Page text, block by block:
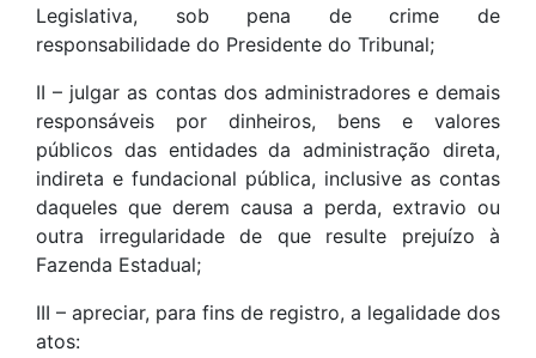
Legislativa, sob pena de crime de
responsabilidade do Presidente do Tribunal;
II – julgar as contas dos administradores e demais
responsáveis por dinheiros, bens e valores
públicos das entidades da administração direta,
indireta e fundacional pública, inclusive as contas
daqueles que derem causa a perda, extravio ou
outra irregularidade de que resulte prejuízo à
Fazenda Estadual;
III – apreciar, para fins de registro, a legalidade dos
atos: